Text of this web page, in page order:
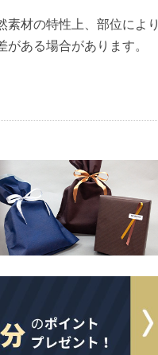
材の特性上、部位により
ある場合があります。